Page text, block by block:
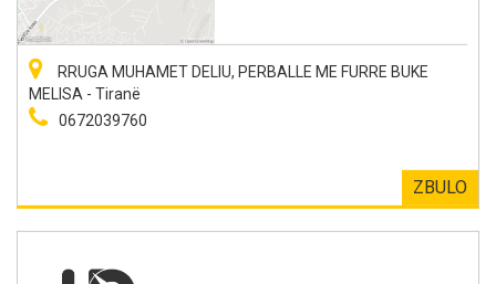
RRUGA MUHAMET DELIU, PERBALLE ME FURRE BUKE
MELISA - Tiranë
0672039760
ZBULO